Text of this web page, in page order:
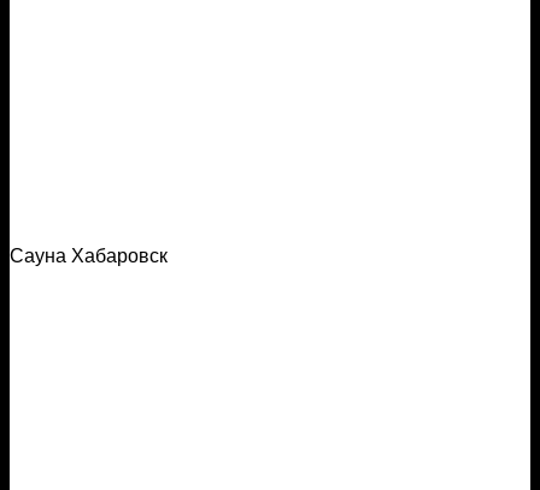
Сауна Хабаровск